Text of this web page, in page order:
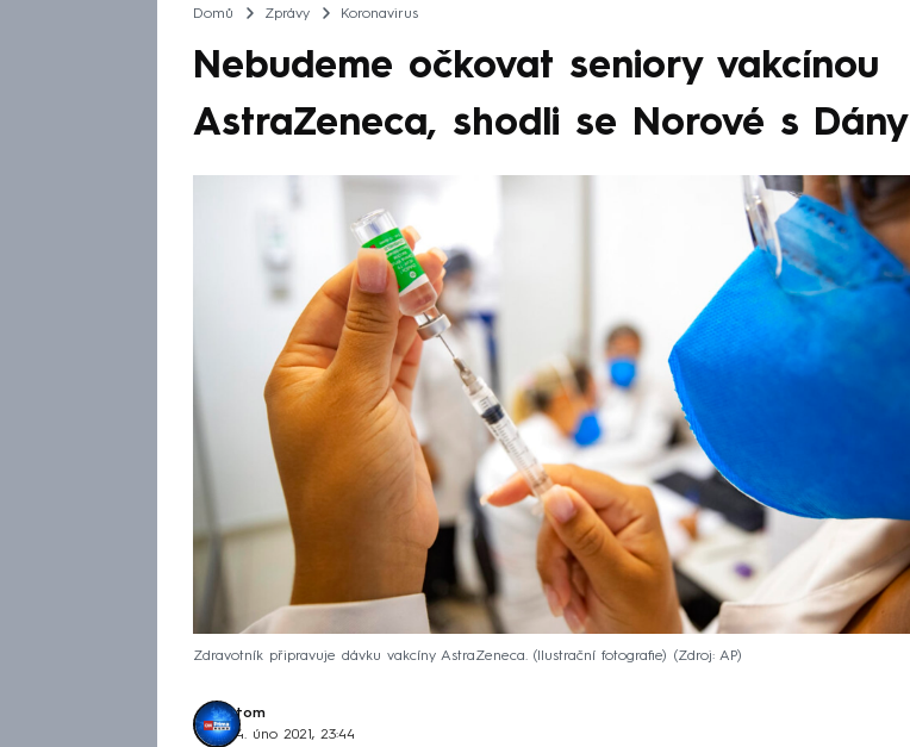
Domů Zprávy Koronavirus
Nebudeme očkovat seniory vakcínou
AstraZeneca, shodli se Norové s Dány
Zdravotník připravuje dávku vakcíny AstraZeneca. (Ilustrační fotografie) Zdroj: AP
tom
4. úno 2021, 23:44